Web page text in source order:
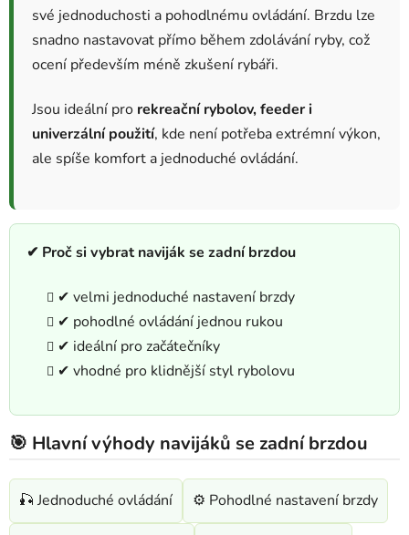
d
a
c
í
r
v
k
y
p
i
své jednoduchosti a pohodlnému ovládání. Brzdu lze
snadno nastavovat přímo během zdolávání ryby, což
ocení především méně zkušení rybáři.
Jsou ideální pro rekreační rybolov, feeder i
univerzální použití, kde není potřeba extrémní výkon,
ale spíše komfort a jednoduché ovládání.
✔ Proč si vybrat naviják se zadní brzdou
✔ velmi jednoduché nastavení brzdy
✔ pohodlné ovládání jednou rukou
✔ ideální pro začátečníky
✔ vhodné pro klidnější styl rybolovu
🎯 Hlavní výhody navijáků se zadní brzdou
🎣 Jednoduché ovládání ⚙️ Pohodlné nastavení brzdy